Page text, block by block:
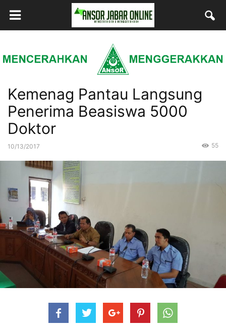
Kemenag Pantau Langsung
Penerima Beasiswa 5000
Doktor
10/13/2017 55